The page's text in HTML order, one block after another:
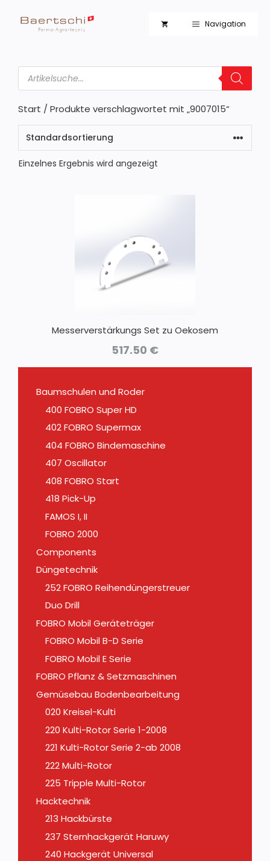
Inhalt
Navigation
Products
search
Start / Produkte verschlagwortet mit „9007015“
Einzelnes Ergebnis wird angezeigt
Messerverstärkungs Set zu Oekosem
517.50 €
Baumschulen und Roder
400 FOBRO Super HD
402 FOBRO Supermax
404 FOBRO Bindemaschine
407 Oscillator
408 FOBRO Start
418 Pick-Up
FAMOS I, II
FOBRO 2000
Components
Düngetechnik
252 FOBRO Reihendüngerstreuer
Duo Drill
FOBRO Mobil Geräteträger
FOBRO Mobil B-D Serie
FOBRO Mobil E Serie
FOBRO Pflanz & Setzmaschinen
Gemüsebau Bodenbearbeitung
020 Kreisel-Kulti
220 Kulti-Rotor Serie 1-2008
221 Kulti-Rotor Serie 2-ab 2008
222 Multi-Rotor
225 Tripple Multi-Rotor
Hacktechnik
213 Hackbürste
237 Sternhackgerät Haruwy
240 Hackgerät Universal